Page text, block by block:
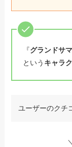
『グランドサ
という キャラ
ユーザーのクチ